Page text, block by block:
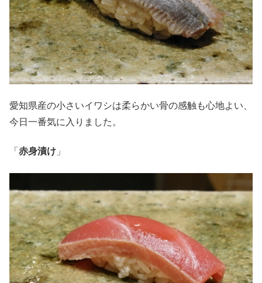
愛知県産の小さいイワシは柔らかい骨の感触も心地よい、
今日一番気に入りました。
「 赤身漬け 」